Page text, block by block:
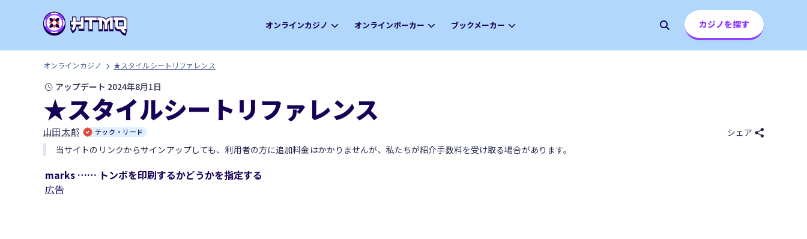
オンラインカジノ オンラインポーカー ブックメーカー カジノを探す
オンラインカジノ ★スタイルシートリファレンス
アップデート 2024年8月1日
★スタイルシートリファレンス
山田 太郎 テック・リード
シェア
当サイトのリンクからサインアップしても、利用者の方に追加料金はかかりませんが、私たちが紹介手数料を受け取る場合があります。
marks …… トンボを印刷するかどうかを指定する
広告